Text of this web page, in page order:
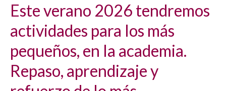
Este verano 2026 tendremos
actividades para los más
pequeños, en la academia.
Repaso, aprendizaje y